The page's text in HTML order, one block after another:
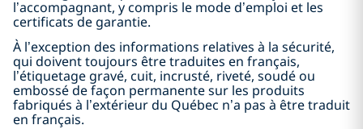
l’accompagnant, y compris le mode d’emploi et les
certificats de garantie.
À l’exception des informations relatives à la sécurité,
qui doivent toujours être traduites en français,
l’étiquetage gravé, cuit, incrusté, riveté, soudé ou
embossé de façon permanente sur les produits
fabriqués à l’extérieur du Québec n’a pas à être traduit
en français.